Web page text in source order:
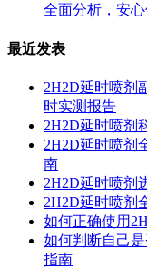
全面分析，安心
最近发表
2H2D延时喷剂
时实测报告
2H2D延时喷剂
2H2D延时喷剂
南
2H2D延时喷剂
2H2D延时喷剂
如何正确使用
如何判断自己
指南